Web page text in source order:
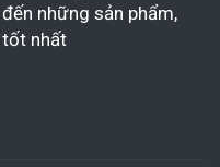
những sản phẩm,
nhất